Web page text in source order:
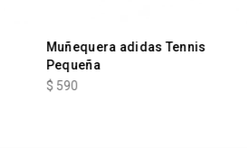
Muñequera adidas Tennis
Pequeña
$ 590